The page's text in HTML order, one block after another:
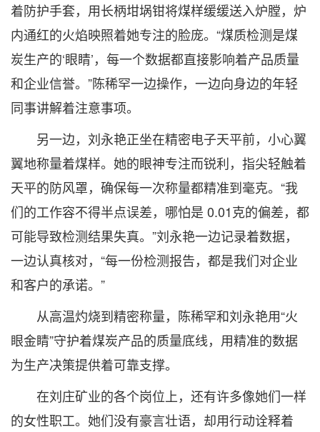
着防护手套，用长柄坩埚钳将煤样缓缓送入炉膛，炉
内通红的火焰映照着她专注的脸庞。“煤质检测是煤
炭生产的‘眼睛’，每一个数据都直接影响着产品质量
和企业信誉。”陈稀罕一边操作，一边向身边的年轻
同事讲解着注意事项。
另一边，刘永艳正坐在精密电子天平前，小心翼
翼地称量着煤样。她的眼神专注而锐利，指尖轻触着
天平的防风罩，确保每一次称量都精准到毫克。“我
们的工作容不得半点误差，哪怕是 0.01克的偏差，都
可能导致检测结果失真。”刘永艳一边记录着数据，
一边认真核对，“每一份检测报告，都是我们对企业
和客户的承诺。”
从高温灼烧到精密称量，陈稀罕和刘永艳用“火
眼金睛”守护着煤炭产品的质量底线，用精准的数据
为生产决策提供着可靠支撑。
在刘庄矿业的各个岗位上，还有许多像她们一样
的女性职工。她们没有豪言壮语，却用行动诠释着